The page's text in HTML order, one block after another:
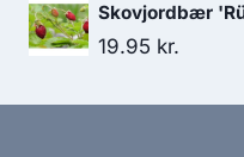
Skovjordbær
19.95 kr.